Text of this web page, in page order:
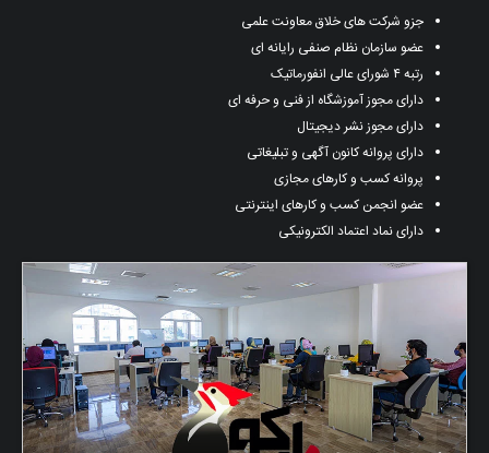
جزو شرکت های خلاق معاونت علمی
عضو سازمان نظام صنفی رایانه ای
رتبه ۴ شورای عالی انفورماتیک
دارای مجوز آموزشگاه از فنی و حرفه ای
دارای مجوز نشر دیجیتال
دارای پروانه کانون آگهی و تبلیغاتی
پروانه کسب و کارهای مجازی
عضو انجمن کسب و کارهای اینترنتی
دارای نماد اعتماد الکترونیکی